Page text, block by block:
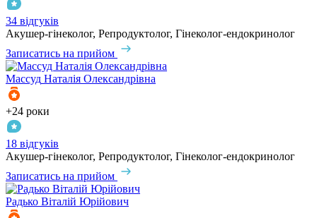
34 відгуків
Акушер-гінеколог, Репродуктолог, Гінеколог-ендокринолог
Записатись на прийом
Массуд Наталія Олександрівна
+24 роки
18 відгуків
Акушер-гінеколог, Репродуктолог, Гінеколог-ендокринолог
Записатись на прийом
Радько Віталій Юрійович